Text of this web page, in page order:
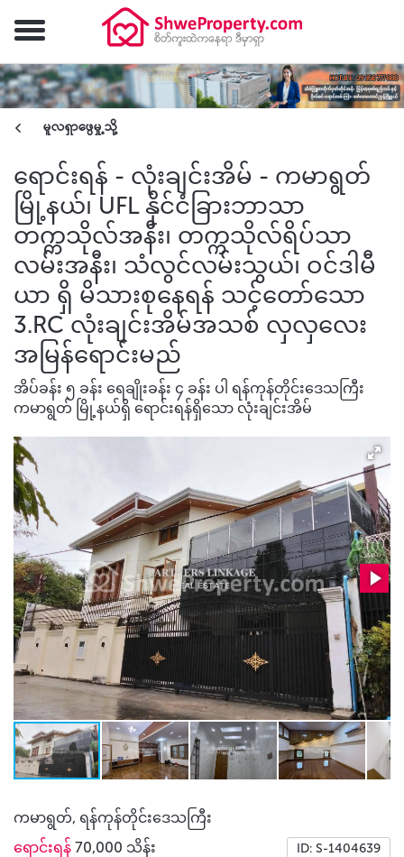
ရောင်းရန် - လုံးချင်းအိမ် - ကမာရွတ်
မြို့နယ်၊ UFL နိုင်ငံခြားဘာသာ
တက္ကသိုလ်အနီး၊ တက္ကသိုလ်ရိပ်သာ
လမ်းအနီး၊ သံလွင်လမ်းသွယ်၊ ဝင်ဒါမီ
ယာ ရှိ မိသားစုနေရန် သင့်တော်သော
3.RC လုံးချင်းအိမ်အသစ် လှလှလေး
အမြန်ရောင်းမည်
အိပ်ခန်း ၅ ခန်း ရေချိုးခန်း ၄ ခန်း ပါ ရန်ကုန်တိုင်းဒေသကြီး
ကမာရွတ် မြို့နယ်ရှိ ရောင်းရန်ရှိသော လုံးချင်းအိမ်
မူလရှာဖွေမှု့သို့
ကမာရွတ်, ရန်ကုန်တိုင်းဒေသကြီး
ရောင်းရန် 70,000 သိန်း ID: S-1404639